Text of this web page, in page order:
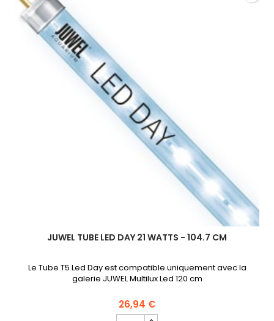
JUWEL TUBE LED DAY 21 WATTS - 104.7 CM
Le Tube T5 Led Day est compatible uniquement avec la
galerie JUWEL Multilux Led 120 cm
26,94 €